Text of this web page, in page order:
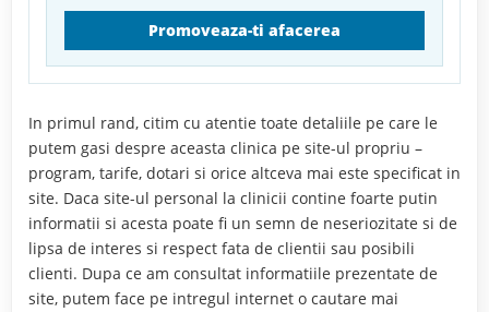
Promoveaza-ti afacerea
In primul rand, citim cu atentie toate detaliile pe care le
putem gasi despre aceasta clinica pe site-ul propriu –
program, tarife, dotari si orice altceva mai este specificat in
site. Daca site-ul personal la clinicii contine foarte putin
informatii si acesta poate fi un semn de neseriozitate si de
lipsa de interes si respect fata de clientii sau posibili
clienti. Dupa ce am consultat informatiile prezentate de
site, putem face pe intregul internet o cautare mai